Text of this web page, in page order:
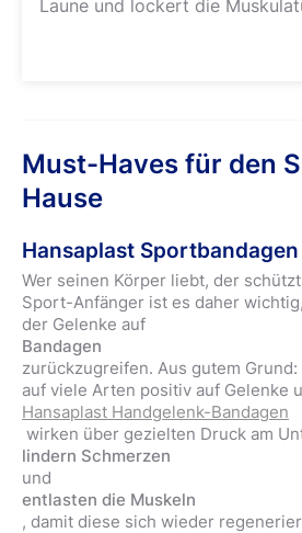
Laune und lockert die
Must-Haves für den
Hause
Hansaplast Sportbandagen
Wer seinen Körper liebt, der
Sport-Anfänger ist es daher
der Gelenke auf
Bandagen
zurückzugreifen. Aus gutem
auf viele Arten positiv auf Gelenke
Hansaplast Handgelenk-Bandagen
wirken über gezielten Druck am
lindern Schmerzen
und
entlasten die Muskeln
, damit diese sich wieder